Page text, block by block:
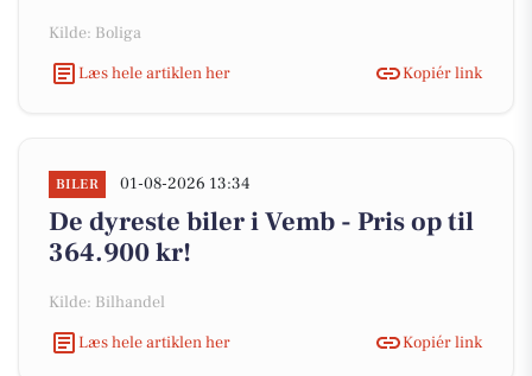
Kilde: Boliga
Læs hele artiklen her
Kopiér link
BILER 01-08-2026 13:34
De dyreste biler i Vemb - Pris op til
364.900 kr!
Kilde: Bilhandel
Læs hele artiklen her
Kopiér link